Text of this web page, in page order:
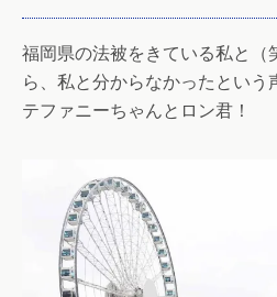
福岡県の法被をきている私と（
ら、私と分からなかったという
テファニーちゃんとロン君！